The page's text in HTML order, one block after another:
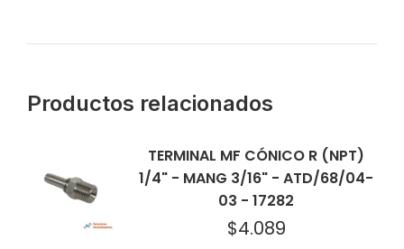
Productos relacionados
TERMINAL MF CÓNICO R (NPT)
1/4" - MANG 3/16" - ATD/68/04-
03 - 17282
$4.089